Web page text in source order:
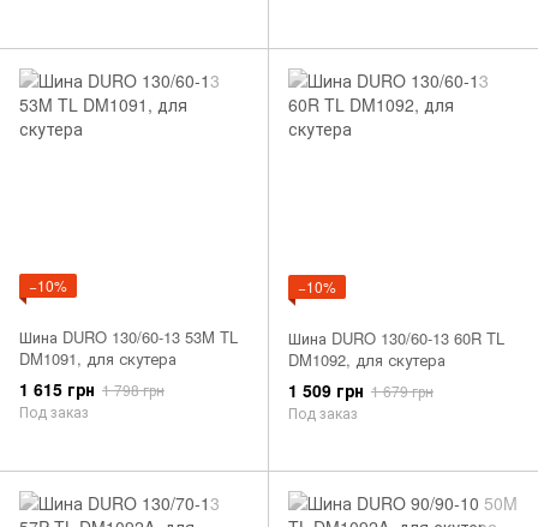
−10%
Шина DURO 130/60-13 53M TL
DM1091, для скутера
1 615 грн 1 798 грн
Под заказ
−10%
Шина DURO 130/60-13 60R TL
DM1092, для скутера
1 509 грн 1 679 грн
Под заказ